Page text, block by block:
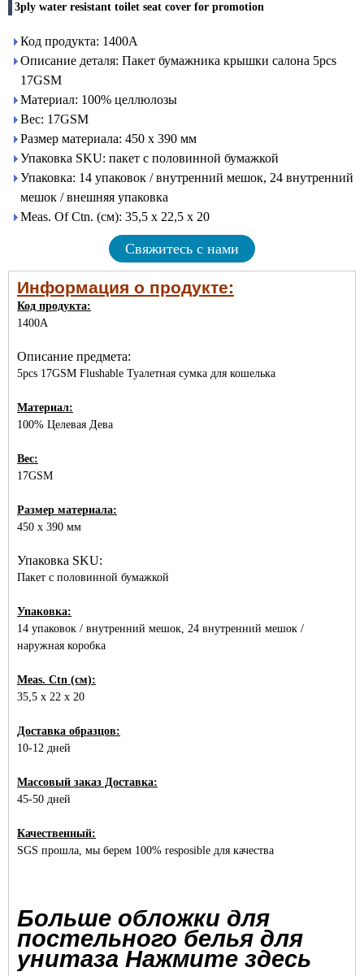
3ply water resistant toilet seat cover for promotion
Код продукта: 1400A
Описание деталя: Пакет бумажника крышки салона 5pcs
17GSM
Материал: 100% целлюлозы
Вес: 17GSM
Размер материала: 450 x 390 мм
Упаковка SKU: пакет с половинной бумажкой
Упаковка: 14 упаковок / внутренний мешок, 24 внутренний
мешок / внешняя упаковка
Meas. Of Ctn. (см): 35,5 х 22,5 х 20
Свяжитесь с нами
Информация о продукте:
Код продукта:
1400A
Описание предмета:
5pcs 17GSM Flushable Туалетная сумка для кошелька
Материал:
100% Целевая Дева
Вес:
17GSM
Размер материала:
450 x 390 мм
Упаковка SKU:
Пакет с половинной бумажкой
Упаковка:
14 упаковок / внутренний мешок, 24 внутренний мешок /
наружная коробка
Meas. Ctn (см):
35,5 x 22 x 20
Доставка образцов:
10-12 дней
Массовый заказ Доставка:
45-50 дней
Качественный:
SGS прошла, мы берем 100% resposible для качества
Больше обложки для
постельного белья для
унитаза Нажмите здесь